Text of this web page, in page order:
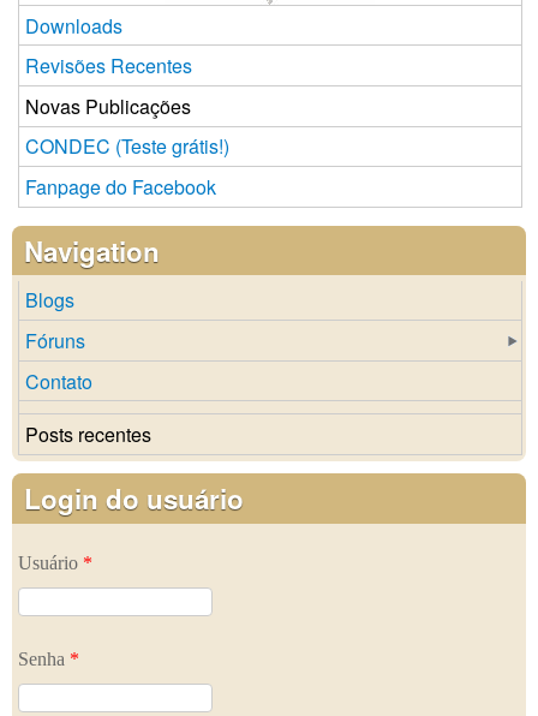
Downloads
Revisões Recentes
Novas Publicações
CONDEC (Teste grátis!)
Fanpage do Facebook
Navigation
Blogs
Fóruns
Contato
Posts recentes
Login do usuário
Usuário *
Senha *